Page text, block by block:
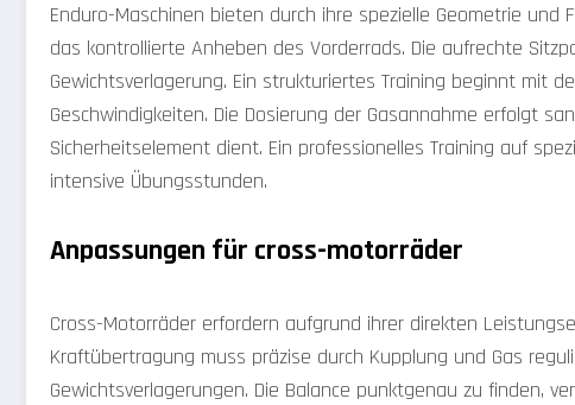
Enduro-Maschinen bieten durch ihre spezielle Geometrie
das kontrollierte Anheben des Vorderrads. Die aufrechte
Gewichtsverlagerung. Ein strukturiertes Training beginnt mit
Geschwindigkeiten. Die Dosierung der Gasannahme erfolgt
Sicherheitselement dient. Ein professionelles Training auf
intensive Übungsstunden.
Anpassungen für cross-motorräder
Cross-Motorräder erfordern aufgrund ihrer direkten
Kraftübertragung muss präzise durch Kupplung und Gas
Gewichtsverlagerungen. Die Balance punktgenau zu finden,